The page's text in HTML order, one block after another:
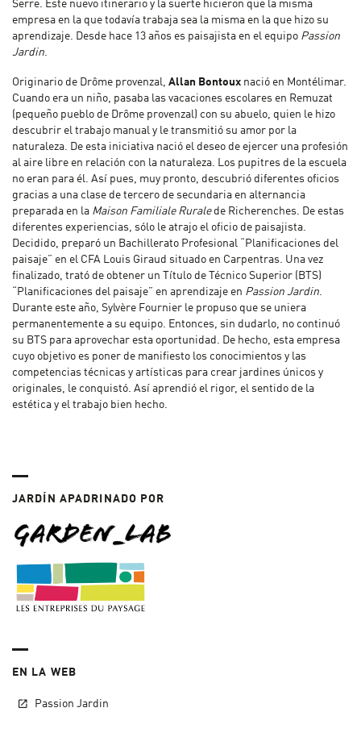
Serre. Este nuevo itinerario y la suerte hicieron que la misma
empresa en la que todavía trabaja sea la misma en la que hizo su
aprendizaje. Desde hace 13 años es paisajista en el equipo Passion
Jardin.
Originario de Drôme provenzal, Allan Bontoux nació en Montélimar.
Cuando era un niño, pasaba las vacaciones escolares en Remuzat
(pequeño pueblo de Drôme provenzal) con su abuelo, quien le hizo
descubrir el trabajo manual y le transmitió su amor por la
naturaleza. De esta iniciativa nació el deseo de ejercer una profesión
al aire libre en relación con la naturaleza. Los pupitres de la escuela
no eran para él. Así pues, muy pronto, descubrió diferentes oficios
gracias a una clase de tercero de secundaria en alternancia
preparada en la Maison Familiale Ruralede Richerenches. De estas
diferentes experiencias, sólo le atrajo el oficio de paisajista.
Decidido, preparó un Bachillerato Profesional “Planificaciones del
paisaje” en el CFA Louis Giraud situado en Carpentras. Una vez
finalizado, trató de obtener un Título de Técnico Superior (BTS)
“Planificaciones del paisaje” en aprendizaje en Passion Jardin
Durante este año, Sylvère Fournier le propuso que se uniera
permanentemente a su equipo. Entonces, sin dudarlo, no continuó
su BTS para aprovechar esta oportunidad. De hecho, esta empresa
cuyo objetivo es poner de manifiesto los conocimientos y las
competencias técnicas y artísticas para crear jardines únicos y
originales, le conquistó. Así aprendió el rigor, el sentido de la
estética y el trabajo bien hecho.
JARDÍN APADRINADO POR
EN LA WEB
Passion Jardin